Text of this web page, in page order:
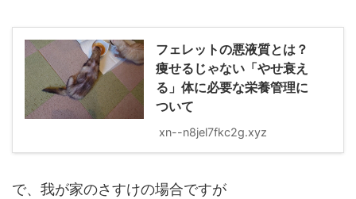
フェレットの悪液質とは？
痩せるじゃない「やせ衰え
る」体に必要な栄養管理に
ついて
xn--n8jel7fkc2g.xyz
で、我が家のさすけの場合ですが